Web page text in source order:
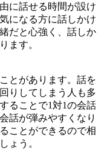
に話せる時間が設け
になる方に話しかけ
だと心強く、話しか
ます。
とがあります。話を
りしてしまう人も多
ることで1対1の会話
話が弾みやすくなり
ことができるので相
ょう。